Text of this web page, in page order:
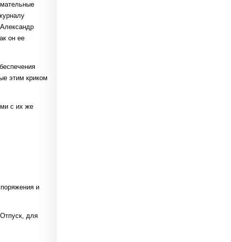
он ее
этим криком
с их же
и
для